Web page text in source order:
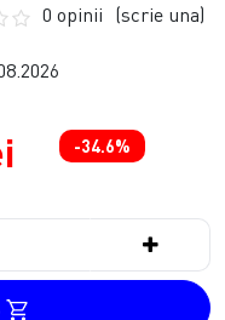
0 opinii (scrie una)
-34.6%